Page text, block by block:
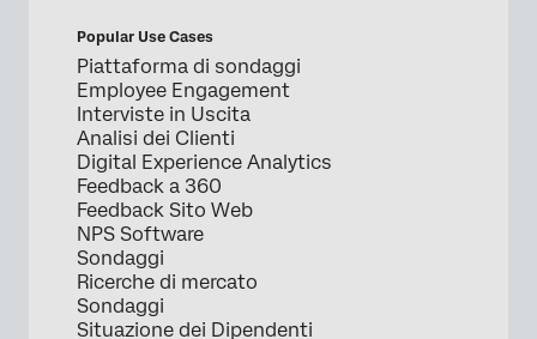
Popular Use Cases
Piattaforma di sondaggi
Employee Engagement
Interviste in Uscita
Analisi dei Clienti
Digital Experience Analytics
Feedback a 360
Feedback Sito Web
NPS Software
Sondaggi
Ricerche di mercato
Sondaggi
Situazione dei Dipendenti